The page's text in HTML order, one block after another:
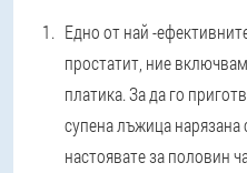
Едно от най -
простатит, ние
платика. За да го
супена лъжица
настоявате за половин